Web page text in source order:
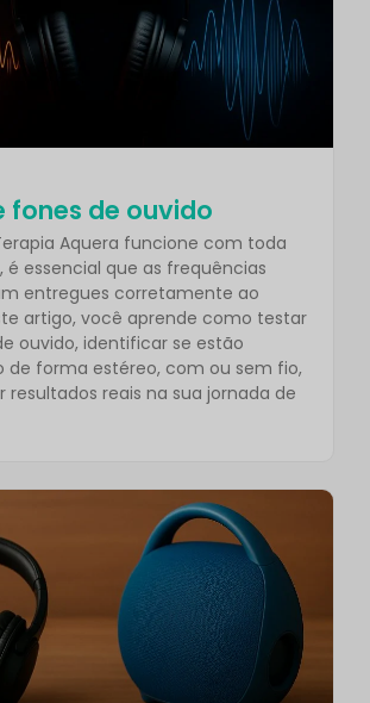
fones de ouvido
Aquera funcione com toda
é essencial que as frequências
entregues corretamente ao
artigo, você aprende como testar
ouvido, identificar se estão
de forma estéreo, com ou sem fio,
resultados reais na sua jornada de